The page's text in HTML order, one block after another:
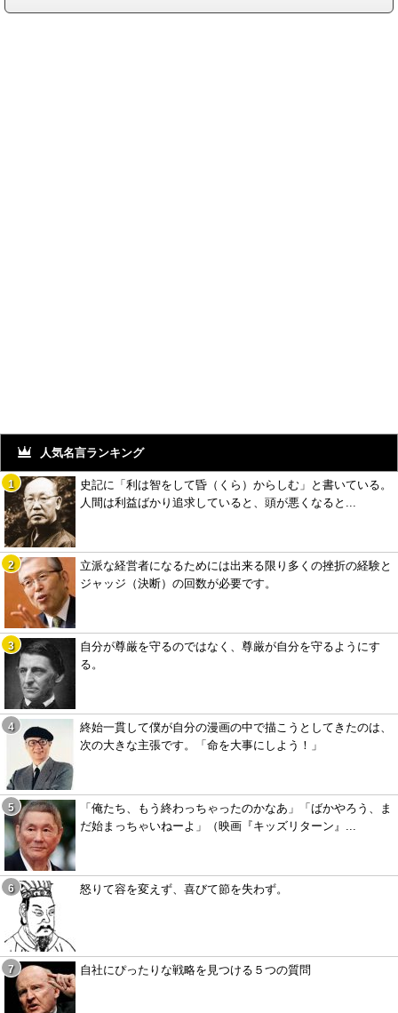
人気名言ランキング
史記に「利は智をして昏（くら）からしむ」と書いている。
人間は利益ばかり追求していると、頭が悪くなると...
立派な経営者になるためには出来る限り多くの挫折の経験と
ジャッジ（決断）の回数が必要です。
自分が尊厳を守るのではなく、尊厳が自分を守るようにす
る。
終始一貫して僕が自分の漫画の中で描こうとしてきたのは、
次の大きな主張です。「命を大事にしよう！」
「俺たち、もう終わっちゃったのかなあ」「ばかやろう、ま
だ始まっちゃいねーよ」（映画『キッズリターン』...
怒りて容を変えず、喜びて節を失わず。
自社にぴったりな戦略を見つける５つの質問